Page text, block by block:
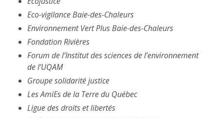
Eco-vigilance Baie-des-Chaleurs
Environnement Vert Plus Baie-des-Chaleurs
Fondation Rivières
Forum de l’Institut des sciences de l’environnement
de l’UQAM
Groupe solidarité justice
Les AmiEs de la Terre du Québec
Ligue des droits et libertés